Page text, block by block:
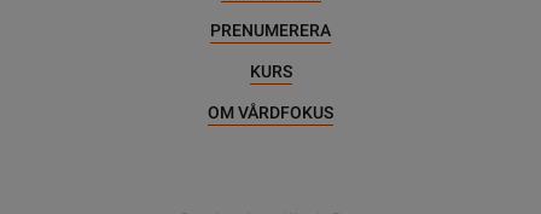
PRENUMERERA
KURS
OM VÅRDFOKUS